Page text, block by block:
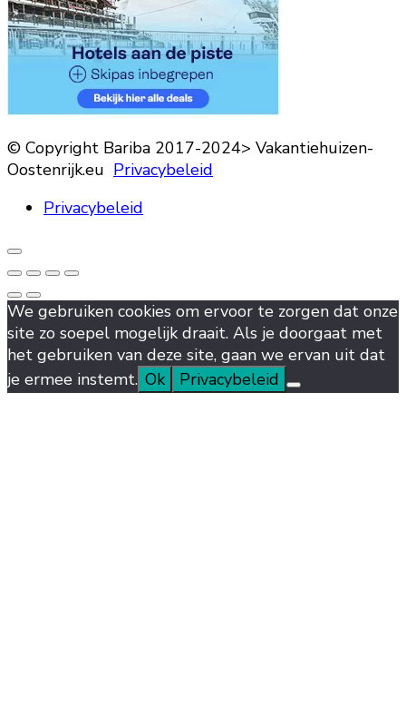
© Copyright Bariba 2017-2024> Vakantiehuizen-
Oostenrijk.eu Privacybeleid
Privacybeleid
We gebruiken cookies om ervoor te zorgen dat onze
site zo soepel mogelijk draait. Als je doorgaat met
het gebruiken van deze site, gaan we ervan uit dat
je ermee instemt. Ok Privacybeleid